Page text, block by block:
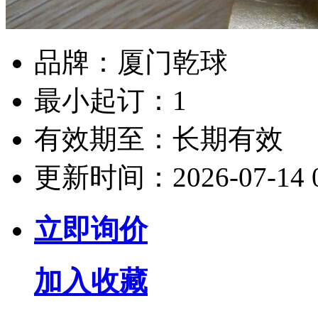
品牌： 厦门乾球
最小起订： 1
有效期至： 长期有效
更新时间： 2026-07-14
立即询价
加入收藏